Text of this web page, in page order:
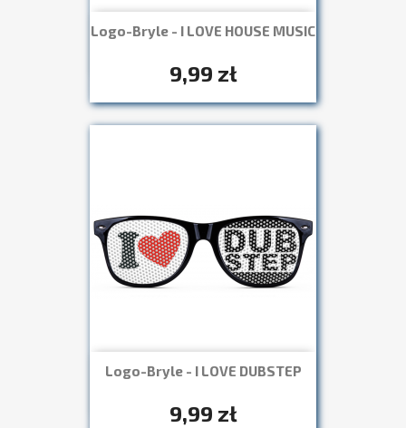
Logo-Bryle - I LOVE HOUSE MUSIC
9,99 zł
Szybki podgląd
Logo-Bryle - I LOVE DUBSTEP
9,99 zł
Szybki podgląd